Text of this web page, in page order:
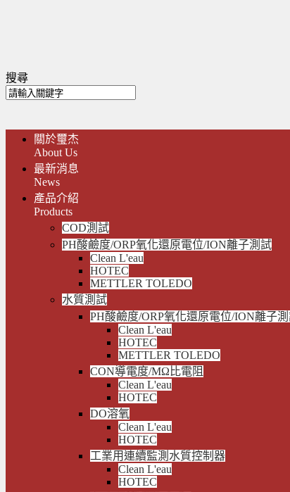
搜尋
關於璽杰
About Us
最新消息
News
產品介紹
Products
COD測試
PH酸鹼度/ORP氧化還原電位/ION離子測試
Clean L'eau
HOTEC
METTLER TOLEDO
水質測試
PH酸鹼度/ORP氧化還原電位/ION離子
Clean L'eau
HOTEC
METTLER TOLEDO
CON導電度/MΩ比電阻
Clean L'eau
HOTEC
DO溶氧
Clean L'eau
HOTEC
工業用連續監測水質控制器
Clean L'eau
HOTEC